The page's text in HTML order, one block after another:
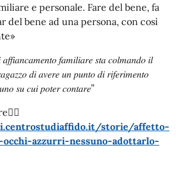
e personale. Fare del bene, fa
del bene ad una persona, con così
𝑓𝑎𝑚𝑖𝑙𝑖𝑎𝑟𝑒 𝑠𝑡𝑎 𝑐𝑜𝑙𝑚𝑎𝑛𝑑𝑜 𝑖𝑙
𝑑𝑖 𝑎𝑣𝑒𝑟𝑒 𝑢𝑛 𝑝𝑢𝑛𝑡𝑜 𝑑𝑖 𝑟𝑖𝑓𝑒𝑟𝑖𝑚𝑒𝑛𝑡𝑜
𝑠𝑢 𝑐𝑢𝑖 𝑝𝑜𝑡𝑒𝑟 𝑐𝑜𝑛𝑡𝑎𝑟𝑒”
storie/affetto-
occhi-azzurri-nessuno-adottarlo-